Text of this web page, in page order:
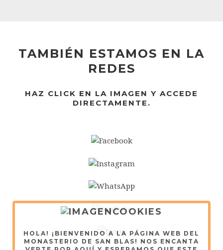
TAMBIÉN ESTAMOS EN LA
REDES
HAZ CLICK EN LA IMAGEN Y ACCEDE
DIRECTAMENTE.
HOLA! ¡BIENVENIDO A LA PÁGINA WEB DEL
MONASTERIO DE SAN BLAS! NOS ENCANTA